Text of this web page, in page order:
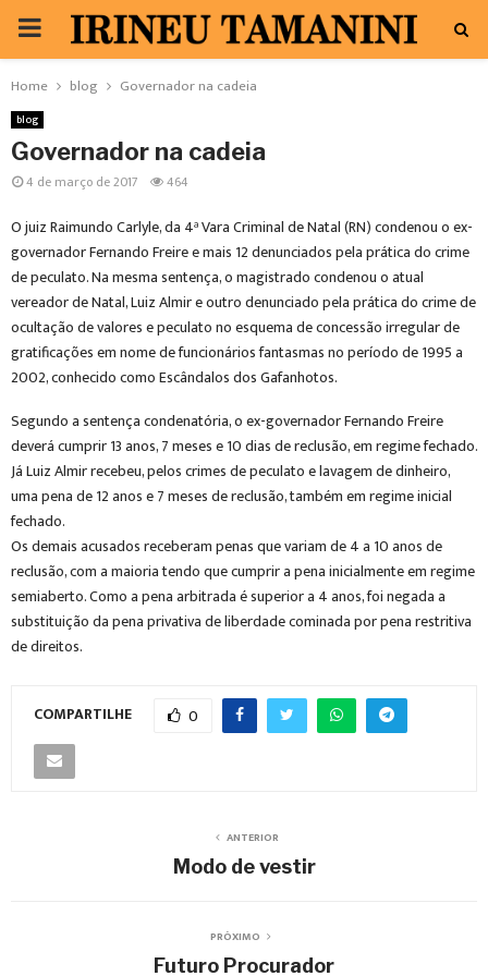
PRIMARY
MENU
Home blog Governador na cadeia
blog
Governador na cadeia
4 de março de 2017 464
O juiz Raimundo Carlyle, da 4ª Vara Criminal de Natal (RN) condenou o ex-
governador Fernando Freire e mais 12 denunciados pela prática do crime
de peculato. Na mesma sentença, o magistrado condenou o atual
vereador de Natal, Luiz Almir e outro denunciado pela prática do crime de
ocultação de valores e peculato no esquema de concessão irregular de
gratificações em nome de funcionários fantasmas no período de 1995 a
2002, conhecido como Escândalos dos Gafanhotos.
Segundo a sentença condenatória, o ex-governador Fernando Freire
deverá cumprir 13 anos, 7 meses e 10 dias de reclusão, em regime fechado.
Já Luiz Almir recebeu, pelos crimes de peculato e lavagem de dinheiro,
uma pena de 12 anos e 7 meses de reclusão, também em regime inicial
fechado.
Os demais acusados receberam penas que variam de 4 a 10 anos de
reclusão, com a maioria tendo que cumprir a pena inicialmente em regime
semiaberto. Como a pena arbitrada é superior a 4 anos, foi negada a
substituição da pena privativa de liberdade cominada por pena restritiva
de direitos.
COMPARTILHE 0
ANTERIOR
Modo de vestir
PRÓXIMO
Futuro Procurador